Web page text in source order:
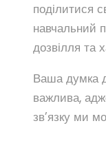
поділитися
навчальний
дозвілля та
Ваша думка
важлива,
зв’язку ми